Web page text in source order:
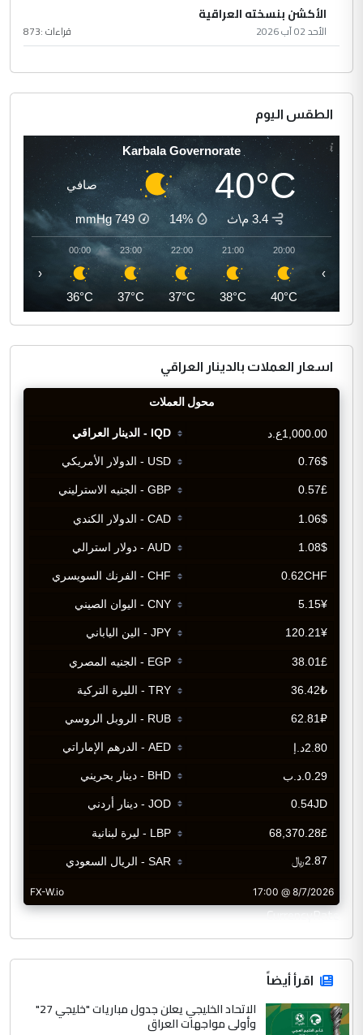
الأكشن بنسخته العراقية
الأحد 02 آب 2026 قراءات :873
الطقس اليوم
Karbala Governorate
40°C صافي
3.4 م\ث 14%
749
mmHg
20:00
40°C
21:00
38°C
22:00
37°C
23:00
37°C
00:00
36°C
‹ ›
اسعار العملات بالدينار العراقي
CurrencyRate
اقرأ أيضاً
الاتحاد الخليجي يعلن جدول مباريات "خليجي 27"
وأولى مواجهات العراق